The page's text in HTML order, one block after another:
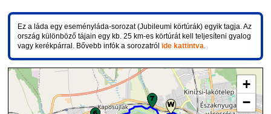
Ez a láda egy eseményláda-sorozat (Jubileumi körtúrák) egyik tagja. Az
ország különböző tájain egy kb. 25 km-es körtúrát kell teljesíteni gyalog
vagy kerékpárral. Bővebb infók a sorozatrólide kattintva.
+
−